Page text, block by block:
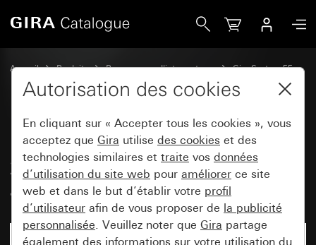
Accueil Produits Programmes d'interrupteurs
Gira System 55
Commuter et pousser
Lecteur de carte d’hôtel 10 A
250 V~ Contact NO unipolaire
avec borne N
Autorisation des cookies
En cliquant sur « Accepter tous les cookies », vous
acceptez que Gira utilise des cookies et des
technologies similaires et traite vos données
d’utilisation du site web pour améliorer ce site
web et dans le but d’établir votre profil
d’utilisateur afin de vous proposer de la publicité
personnalisée. Veuillez noter que Gira partage
également des informations sur votre utilisation du